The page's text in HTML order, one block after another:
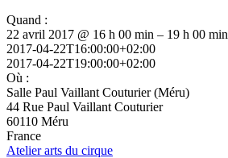
Quand :
22 avril 2017 @ 16 h 00 min – 19 h 00 min
2017-04-22T16:00:00+02:00
2017-04-22T19:00:00+02:00
Où :
Salle Paul Vaillant Couturier (Méru)
44 Rue Paul Vaillant Couturier
60110 Méru
France
Atelier arts du cirque